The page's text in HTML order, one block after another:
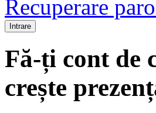
Recuperare
Fă-ți cont de
crește